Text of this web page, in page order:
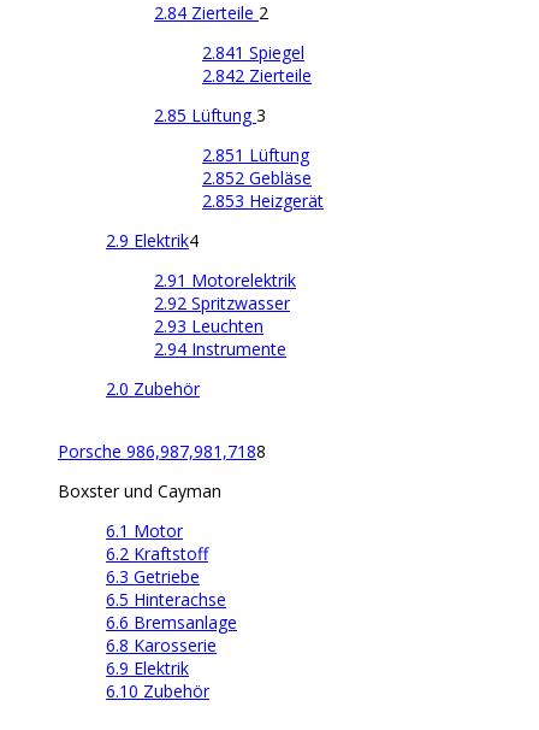
2.84 Zierteile 2
2.841 Spiegel
2.842 Zierteile
2.85 Lüftung3
2.851 Lüftung
2.852 Gebläse
2.853 Heizgerät
2.9 Elektrik4
2.91 Motorelektrik
2.92 Spritzwasser
2.93 Leuchten
2.94 Instrumente
2.0 Zubehör
Porsche 986,987,981,7188
Boxster und Cayman
6.1 Motor
6.2 Kraftstoff
6.3 Getriebe
6.5 Hinterachse
6.6 Bremsanlage
6.8 Karosserie
6.9 Elektrik
6.10 Zubehör